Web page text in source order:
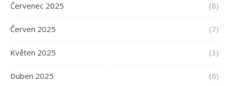
Červenec 2025 (8)
Červen 2025 (7)
Květen 2025 (3)
Duben 2025 (6)